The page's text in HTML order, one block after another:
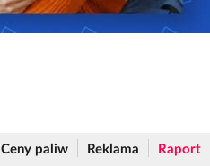
Ceny paliw Reklama Raport